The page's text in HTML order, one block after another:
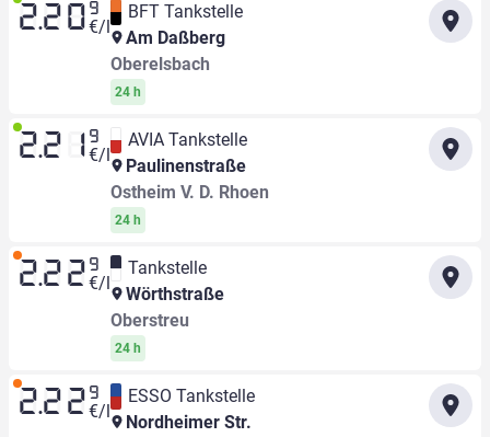
2.20 9
€/l
BFT Tankstelle
Am Daßberg
Oberelsbach
24 h
2.21 9
€/l
AVIA Tankstelle
Paulinenstraße
Ostheim V. D. Rhoen
24 h
2.22 9
€/l
Tankstelle
Wörthstraße
Oberstreu
24 h
2.22 9
€/l
ESSO Tankstelle
Nordheimer Str.